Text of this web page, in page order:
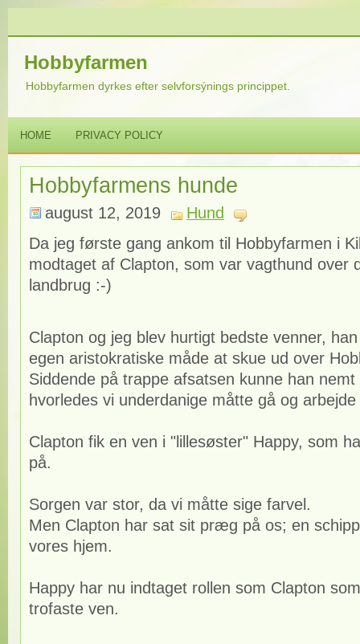
Hobbyfarmen
Hobbyfarmen dyrkes efter selvforsýnings princippet.
HOME PRIVACY POLICY
Hobbyfarmens hunde
august 12, 2019
Hund
Da jeg første gang ankom til Hobbyfarmen i
modtaget af Clapton, som var vagthund over
landbrug :-)
Clapton og jeg blev hurtigt bedste venner,
egen aristokratiske måde at skue ud over
Siddende på trappe afsatsen kunne han
hvorledes vi underdanige måtte gå og
Clapton fik en ven i "lillesøster" Happy, som
på.
Sorgen var stor, da vi måtte sige farvel.
Men Clapton har sat sit præg på os; en
vores hjem.
Happy har nu indtaget rollen som Clapton
trofaste ven.